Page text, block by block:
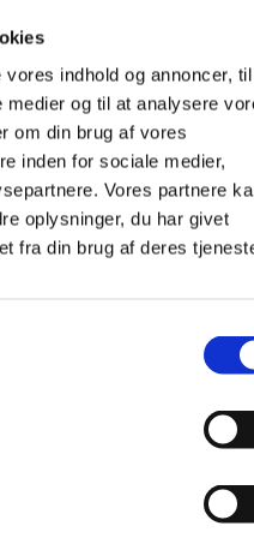
indhold og annoncer, til
og til at analysere
om din brug af vores
inden for sociale medier,
Vores partnere
oplysninger, du har givet
fra din brug af deres
Digitale
som:
For institutioner og
virksomheder. Du
får vist priser ekskl.